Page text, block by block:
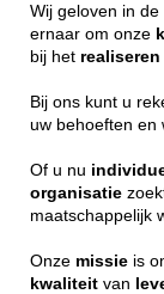
Wij geloven in de
ernaar om onze
bij het realiseren
Bij ons kunt u
uw behoeften en
Of u nu
organisatie
maatschappelijk
Onze missie is
kwaliteit van